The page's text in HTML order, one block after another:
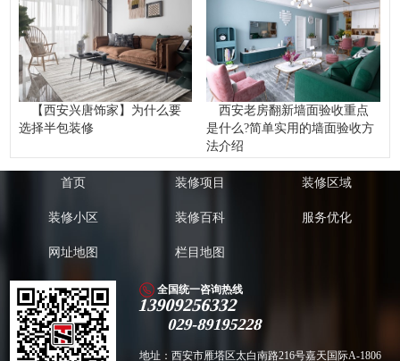
【西安兴唐饰家】为什么要
选择半包装修
西安老房翻新墙面验收重点
是什么?简单实用的墙面验收方
法介绍
首页 装修项目 装修区域
装修小区 装修百科 服务优化
网址地图 栏目地图
全国统一咨询热线
13909256332
029-89195228
地址：西安市雁塔区太白南路216号嘉天国际A-1806